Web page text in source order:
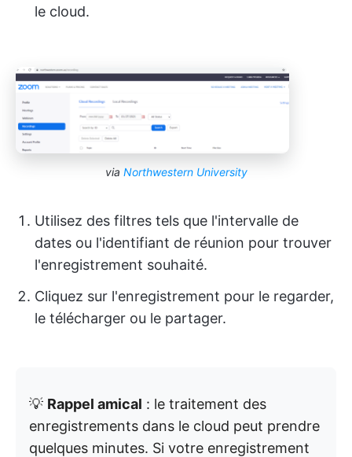
le cloud.
via Northwestern University
Utilisez des filtres tels que l'intervalle de
dates ou l'identifiant de réunion pour trouver
l'enregistrement souhaité.
Cliquez sur l'enregistrement pour le regarder,
le télécharger ou le partager.
💡 Rappel amical : le traitement des
enregistrements dans le cloud peut prendre
quelques minutes. Si votre enregistrement